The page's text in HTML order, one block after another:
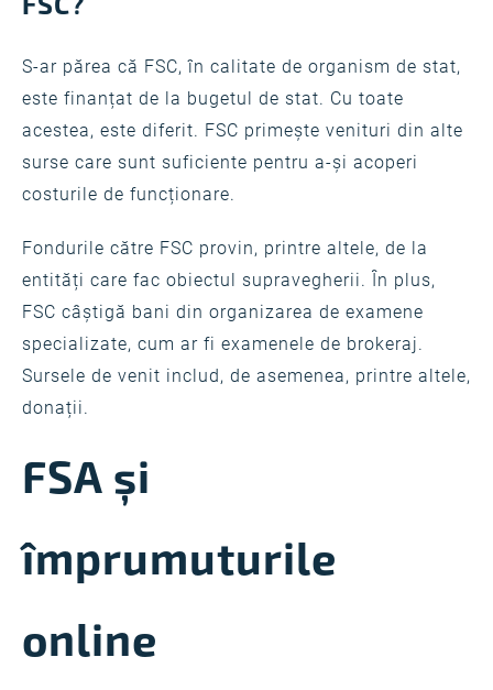
S-ar părea că FSC, în calitate de organism de stat,
este finanțat de la bugetul de stat. Cu toate
acestea, este diferit. FSC primește venituri din alte
surse care sunt suficiente pentru a-și acoperi
costurile de funcționare.
Fondurile către FSC provin, printre altele, de la
entități care fac obiectul supravegherii. În plus,
FSC câștigă bani din organizarea de examene
specializate, cum ar fi examenele de brokeraj.
Sursele de venit includ, de asemenea, printre altele,
donații.
FSA și
împrumuturile
online